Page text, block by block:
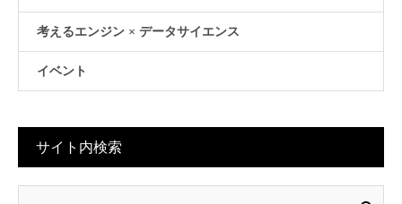
考えるエンジン × データサイエンス
イベント
サイト内検索